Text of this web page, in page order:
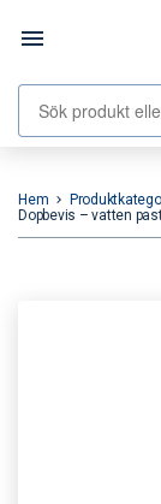
menu
Hem keyboard_arrow_right
Dopbevis – vatten